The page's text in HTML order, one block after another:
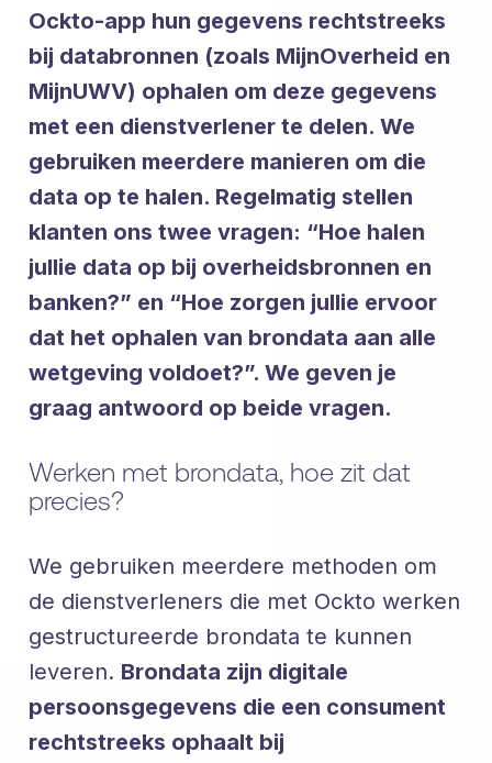
Ockto-app hun gegevens rechtstreeks
bij databronnen (zoals MijnOverheid en
MijnUWV) ophalen om deze gegevens
met een dienstverlener te delen. We
gebruiken meerdere manieren om die
data op te halen. Regelmatig stellen
klanten ons twee vragen: “Hoe halen
jullie data op bij overheidsbronnen en
banken?” en “Hoe zorgen jullie ervoor
dat het ophalen van brondata aan alle
wetgeving voldoet?”. We geven je
graag antwoord op beide vragen.
Werken met brondata, hoe zit dat
precies?
We gebruiken meerdere methoden om
de dienstverleners die met Ockto werken
gestructureerde brondata te kunnen
leveren. Brondata zijn digitale
persoonsgegevens die een consument
rechtstreeks ophaalt bij